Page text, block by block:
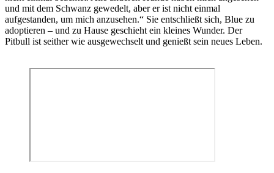
und mit dem Schwanz gewedelt, aber er ist nicht einmal
aufgestanden, um mich anzusehen.“ Sie entschließt sich, Blue zu
adoptieren – und zu Hause geschieht ein kleines Wunder. Der
Pitbull ist seither wie ausgewechselt und genießt sein neues Leben.